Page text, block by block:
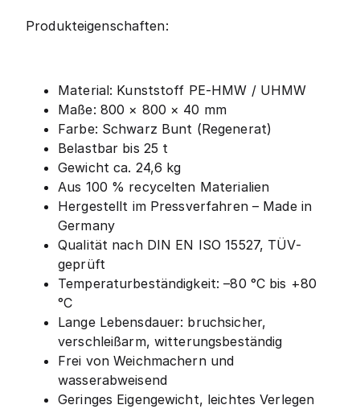
Produkteigenschaften:
Material: Kunststoff PE-HMW / UHMW
Maße: 800 × 800 × 40 mm
Farbe: Schwarz Bunt (Regenerat)
Belastbar bis 25 t
Gewicht ca. 24,6 kg
Aus 100 % recycelten Materialien
Hergestellt im Pressverfahren – Made in
Germany
Qualität nach DIN EN ISO 15527, TÜV-
geprüft
Temperaturbeständigkeit: –80 °C bis +80
°C
Lange Lebensdauer: bruchsicher,
verschleißarm, witterungsbeständig
Frei von Weichmachern und
wasserabweisend
Geringes Eigengewicht, leichtes Verlegen